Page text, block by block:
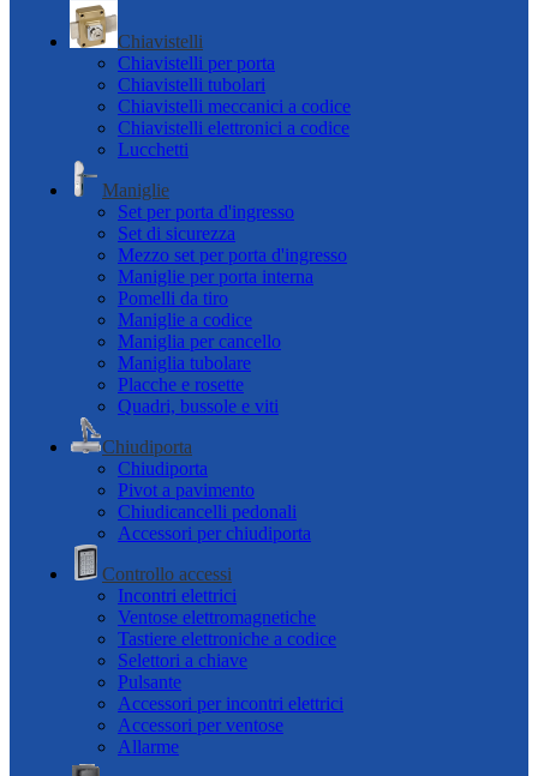
Chiavistelli
Chiavistelli per porta
Chiavistelli tubolari
Chiavistelli meccanici a codice
Chiavistelli elettronici a codice
Lucchetti
Maniglie
Set per porta d'ingresso
Set di sicurezza
Mezzo set per porta d'ingresso
Maniglie per porta interna
Pomelli da tiro
Maniglie a codice
Maniglia per cancello
Maniglia tubolare
Placche e rosette
Quadri, bussole e viti
Chiudiporta
Chiudiporta
Pivot a pavimento
Chiudicancelli pedonali
Accessori per chiudiporta
Controllo accessi
Incontri elettrici
Ventose elettromagnetiche
Tastiere elettroniche a codice
Selettori a chiave
Pulsante
Accessori per incontri elettrici
Accessori per ventose
Allarme